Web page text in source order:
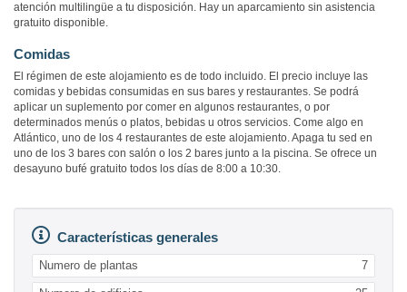
atención multilingüe a tu disposición. Hay un aparcamiento sin asistencia
gratuito disponible.
Comidas
El régimen de este alojamiento es de todo incluido. El precio incluye las
comidas y bebidas consumidas en sus bares y restaurantes. Se podrá
aplicar un suplemento por comer en algunos restaurantes, o por
determinados menús o platos, bebidas u otros servicios. Come algo en
Atlántico, uno de los 4 restaurantes de este alojamiento. Apaga tu sed en
uno de los 3 bares con salón o los 2 bares junto a la piscina. Se ofrece un
desayuno bufé gratuito todos los días de 8:00 a 10:30.
Características generales
Numero de plantas 7